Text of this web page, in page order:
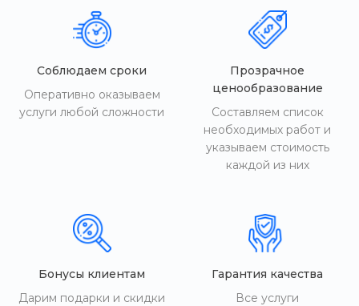
Соблюдаем сроки
Оперативно оказываем
услуги любой сложности
Прозрачное
ценообразование
Составляем список
необходимых работ и
указываем стоимость
каждой из них
Бонусы клиентам
Дарим подарки и скидки
Гарантия качества
Все услуги